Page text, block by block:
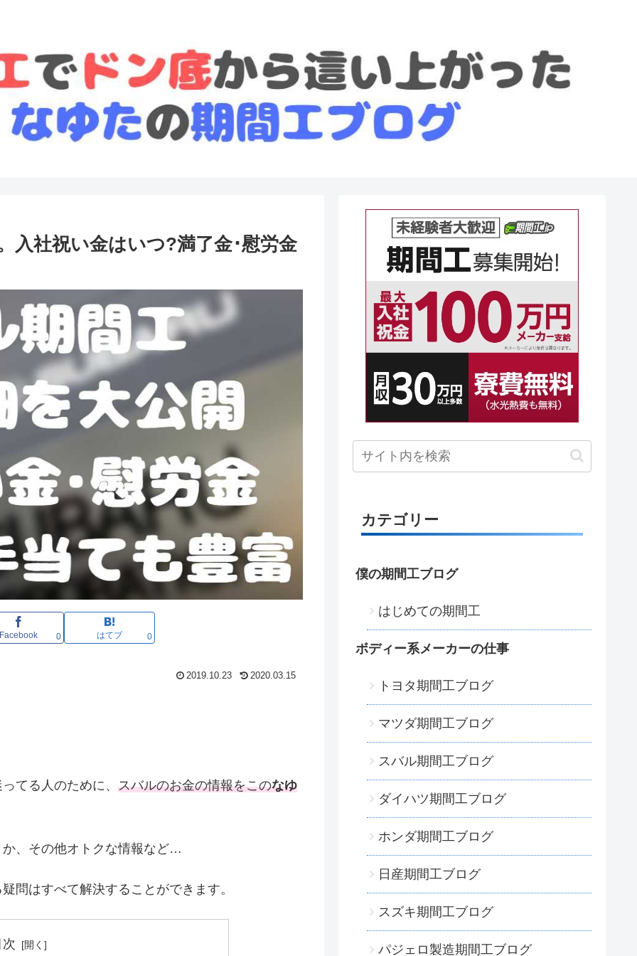
入社祝い金はいつ?満了金･慰労金
Facebook 0 はてブ 0
2019.10.23 2020.03.15
てる人のために、 スバルのお金の情報をこのなゆ
か、その他オトクな情報など…
問はすべて解決することができます。
カテゴリー
僕の期間工ブログ
はじめての期間工
ボディー系メーカーの仕事
トヨタ期間工ブログ
マツダ期間工ブログ
スバル期間工ブログ
ダイハツ期間工ブログ
ホンダ期間工ブログ
日産期間工ブログ
スズキ期間工ブログ
パジェロ製造期間工ブログ